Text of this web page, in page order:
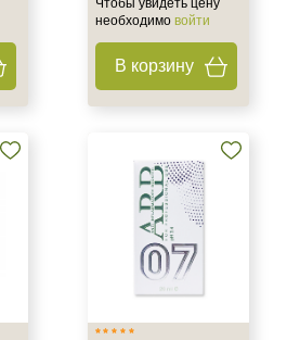
Чтобы увидеть цену
необходимо войти
В корзину